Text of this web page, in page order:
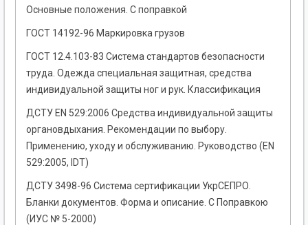
Основные положения. С поправкой
ГОСТ 14192-96 Маркировка грузов
ГОСТ 12.4.103-83 Система стандартов безопасности
труда. Одежда специальная защитная, средства
индивидуальной защиты ног и рук. Классификация
ДСТУ EN 529:2006 Средства индивидуальной защиты
органовдыхания. Рекомендации по выбору.
Применению, уходу и обслуживанию. Руководство (EN
529:2005, IDT)
ДСТУ 3498-96 Система сертификации УкрСЕПРО.
Бланки документов. Форма и описание. С Поправкою
(ИУС № 5-2000)